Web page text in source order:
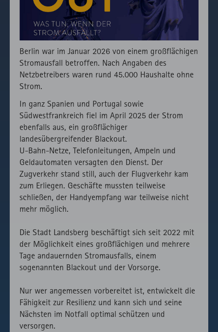
Berlin war im Januar 2026 von einem großflächigen
Stromausfall betroffen. Nach Angaben des
Netzbetreibers waren rund 45.000 Haushalte ohne
Strom.
In ganz Spanien und Portugal sowie
Südwestfrankreich fiel im April 2025 der Strom
ebenfalls aus, ein großflächiger
landesübergreifender Blackout.
U-Bahn-Netze, Telefonleitungen, Ampeln und
Geldautomaten versagten den Dienst. Der
Zugverkehr stand still, auch der Flugverkehr kam
zum Erliegen. Geschäfte mussten teilweise
schließen, der Handyempfang war teilweise nicht
mehr möglich.
Die Stadt Landsberg beschäftigt sich seit 2022 mit
der Möglichkeit eines großflächigen und mehrere
Tage andauernden Stromausfalls, einem
sogenannten Blackout und der Vorsorge.
Nur wer angemessen vorbereitet ist, entwickelt die
Fähigkeit zur Resilienz und kann sich und seine
Nächsten im Notfall optimal schützen und
versorgen.
Aufruf von
fast.fonts.net
Zählt aus
lizenzrechtlichen
Gründen die
Verwendung
des lokal
eingebunden
Session
HTML
speichern.